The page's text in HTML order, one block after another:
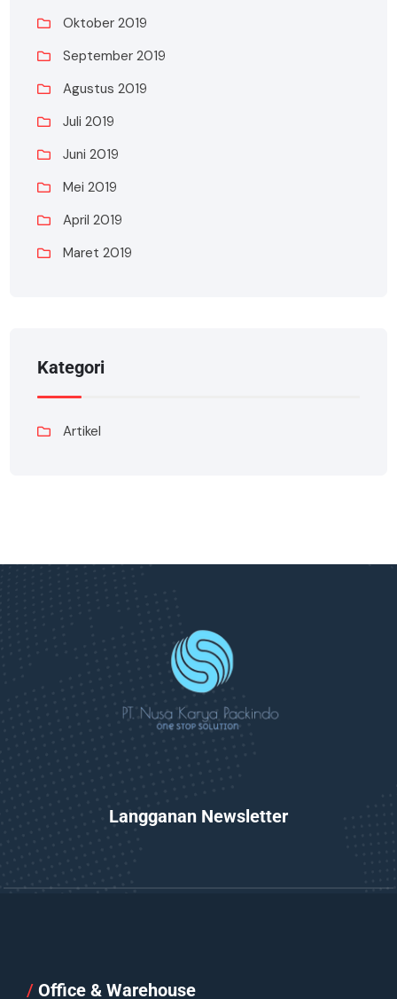
Oktober 2019
September 2019
Agustus 2019
Juli 2019
Juni 2019
Mei 2019
April 2019
Maret 2019
Kategori
Artikel
Langganan Newsletter
/ Office & Warehouse